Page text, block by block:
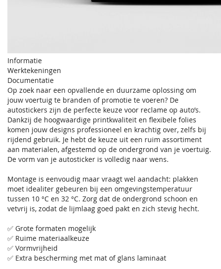
Informatie
Werktekeningen
Documentatie
Op zoek naar een opvallende en duurzame oplossing om
jouw voertuig te branden of promotie te voeren? De
autostickers zijn de perfecte keuze voor reclame op auto’s.
Dankzij de hoogwaardige printkwaliteit en flexibele folies
komen jouw designs professioneel en krachtig over, zelfs bij
rijdend gebruik. Je hebt de keuze uit een ruim assortiment
aan materialen, afgestemd op de ondergrond van je voertuig.
De vorm van je autosticker is volledig naar wens.
Montage is eenvoudig maar vraagt wel aandacht: plakken
moet idealiter gebeuren bij een omgevingstemperatuur
tussen 10 °C en 32 °C. Zorg dat de ondergrond schoon en
vetvrij is, zodat de lijmlaag goed pakt en zich stevig hecht.
✅ Grote formaten mogelijk
✅ Ruime materiaalkeuze
✅ Vormvrijheid
✅ Extra bescherming met mat of glans laminaat